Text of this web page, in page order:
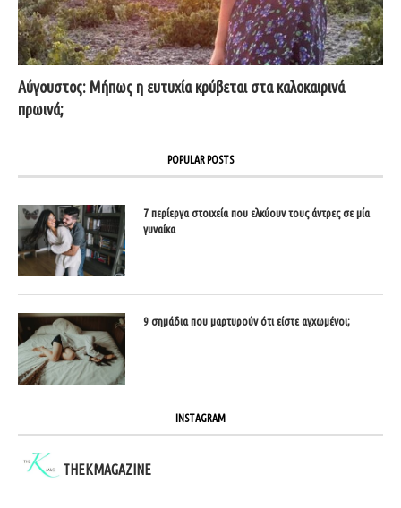
Αύγουστος: Μήπως η ευτυχία κρύβεται στα καλοκαιρινά
πρωινά;
POPULAR POSTS
7 περίεργα στοιχεία που ελκύουν τους άντρες σε μία
γυναίκα
9 σημάδια που μαρτυρούν ότι είστε αγχωμένοι;
INSTAGRAM
THEKMAGAZINE